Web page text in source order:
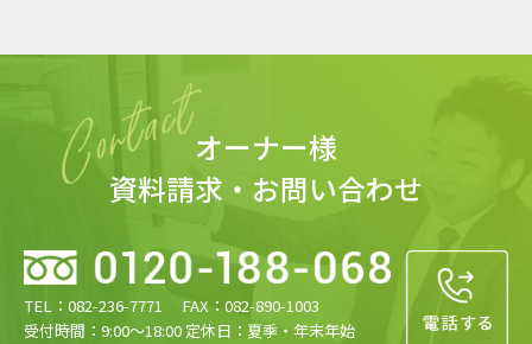
オーナー様
資料請求・お問い合わせ
TEL：082-236-7771 FAX：082-890-1003
受付時間：9:00〜18:00 定休日：夏季・年末年始